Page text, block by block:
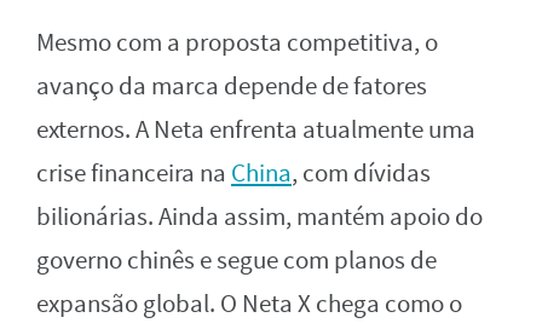
Mesmo com a proposta competitiva, o
avanço da marca depende de fatores
externos. A Neta enfrenta atualmente uma
crise financeira na China, com dívidas
bilionárias. Ainda assim, mantém apoio do
governo chinês e segue com planos de
expansão global. O Neta X chega como o